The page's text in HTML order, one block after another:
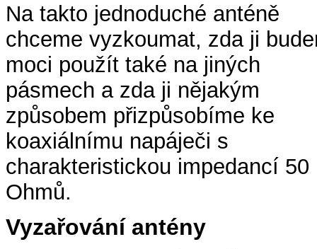
Na takto jednoduché anténě
chceme vyzkoumat, zda ji
moci použít také na jiných
pásmech a zda ji nějakým
způsobem přizpůsobíme ke
koaxiálnímu napáječi s
charakteristickou impedancí 50
Ohmů.
Vyzařování antény